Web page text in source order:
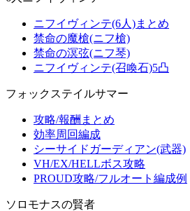
ニフイヴィンテ(6人)まとめ
禁命の魔槍(ニフ槍)
禁命の溟弦(ニフ琴)
ニフイヴィンテ(召喚石)5凸
フォックステイルサマー
攻略/報酬まとめ
効率周回編成
シーサイドガーディアン(武器)
VH/EX/HELLボス攻略
PROUD攻略/フルオート編成例
ソロモナスの賢者